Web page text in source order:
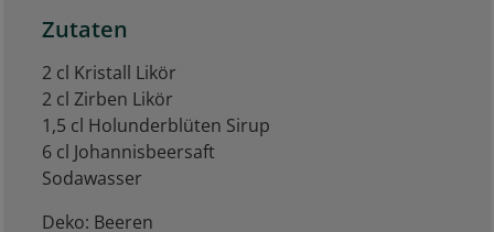
Zutaten
2 cl Kristall Likör
2 cl Zirben Likör
1,5 cl Holunderblüten Sirup
6 cl Johannisbeersaft
Sodawasser
Deko: Beeren